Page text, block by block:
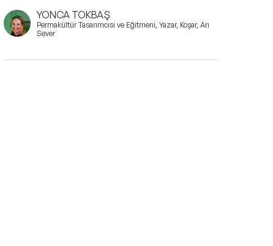
YONCA TOKBAŞ
Permakültür Tasarımcısı ve Eğitmeni, Yazar, Koşar, Arı
Sever